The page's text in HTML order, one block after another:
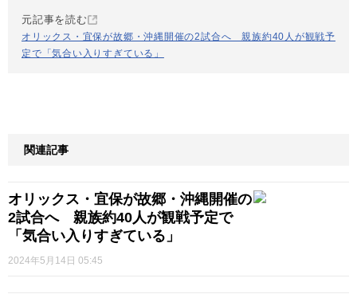
元記事を読む
オリックス・宜保が故郷・沖縄開催の2試合へ 親族約40人が観戦予
定で「気合い入りすぎている」
関連記事
オリックス・宜保が故郷・沖縄開催の
2試合へ 親族約40人が観戦予定で
「気合い入りすぎている」
2024年5月14日 05:45